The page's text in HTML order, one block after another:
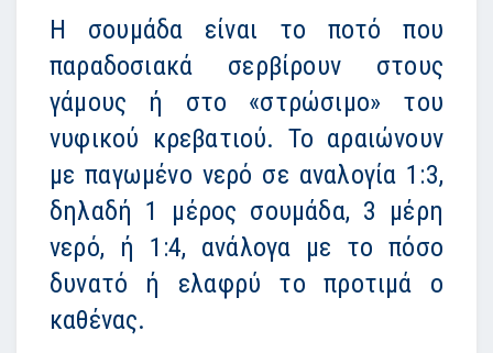
Η σουμάδα είναι το ποτό που
παραδοσιακά σερβίρουν στους
γάμους ή στο «στρώσιμο» του
νυφικού κρεβατιού. Το αραιώνουν
με παγωμένο νερό σε αναλογία 1:3,
δηλαδή 1 μέρος σουμάδα, 3 μέρη
νερό, ή 1:4, ανάλογα με το πόσο
δυνατό ή ελαφρύ το προτιμά ο
καθένας.